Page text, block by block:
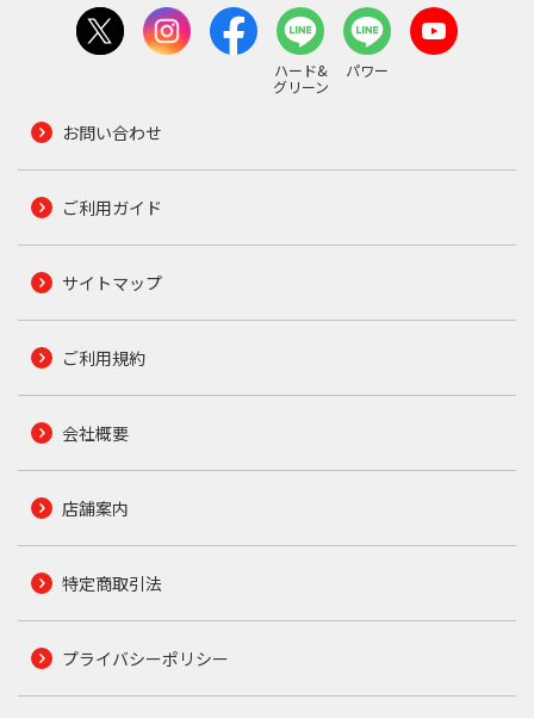
ハード&
グリーン
パワー
お問い合わせ
ご利用ガイド
サイトマップ
ご利用規約
会社概要
店舗案内
特定商取引法
プライバシーポリシー